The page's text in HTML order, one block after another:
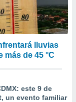
lluvias
de 45 °C
este 9 de
un evento familiar